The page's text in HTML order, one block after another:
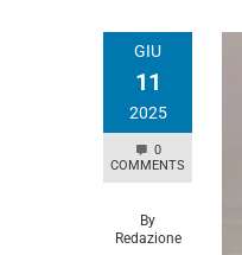
GIU
11
2025
0
COMMENTS
By
Redazione